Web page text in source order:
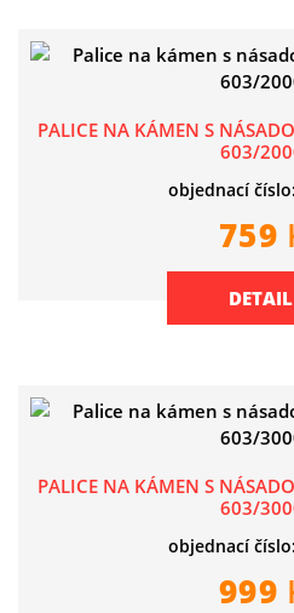
PALICE NA KÁMEN S
603/
objednací
759
DETAIL
PALICE NA KÁMEN S
603/
objednací
999